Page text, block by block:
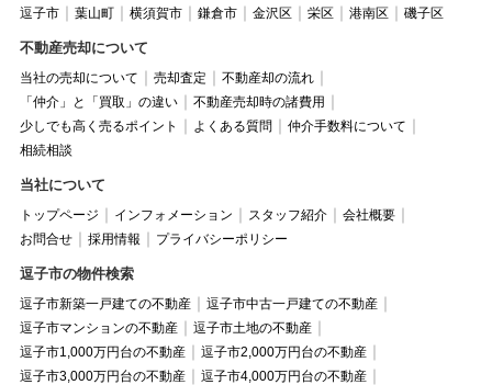
逗子市 葉山町 横須賀市 鎌倉市 金沢区 栄区 港南区 磯子区
不動産売却について
当社の売却について 売却査定
不動産却の流れ
「仲介」と「買取」の違い
不動産売却時の諸費用
少しでも高く売るポイント
よくある質問
仲介手数料について
相続相談
当社について
トップページ インフォメーション スタッフ紹介
会社概要
お問合せ
採用情報 プライバシーポリシー
逗子市の物件検索
逗子市新築一戸建ての不動産
逗子市中古一戸建ての不動産
逗子市マンションの不動産
逗子市土地の不動産
逗子市1,000万円台の不動産
逗子市2,000万円台の不動産
逗子市3,000万円台の不動産
逗子市4,000万円台の不動産